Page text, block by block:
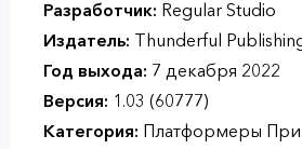
Разработчик: Regular Studio
Издатель: Thunderful
Год выхода: 7 декабря 2022
Версия: 1.03 (60777)
Категория: Платформеры